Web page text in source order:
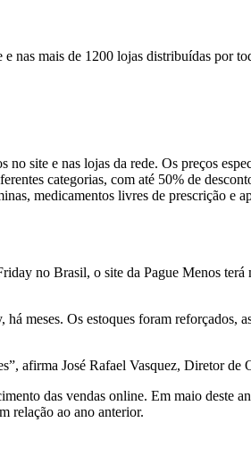
nas mais de 1200 lojas distribuídas por
site e nas lojas da rede. Os preços
categorias, com até 50% de
medicamentos livres de prescrição e
no Brasil, o site da Pague Menos terá
meses. Os estoques foram reforçados,
afirma José Rafael Vasquez, Diretor de
das vendas online. Em maio deste
relação ao ano anterior.